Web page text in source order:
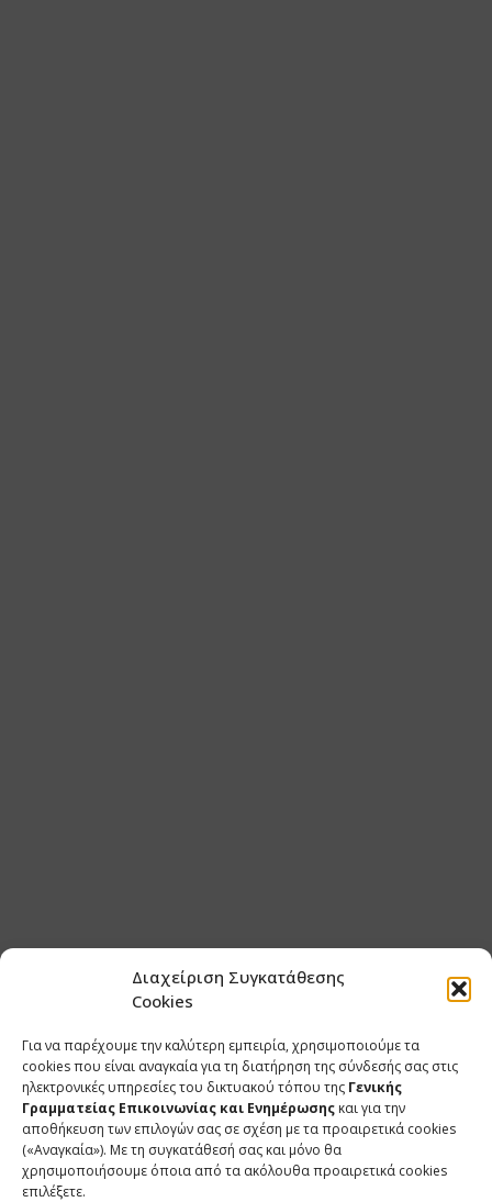
Διαχείριση Συγκατάθεσης
Cookies
Για να παρέχουμε την καλύτερη εμπειρία, χρησιμοποιούμε τα
cookies που είναι αναγκαία για τη διατήρηση της σύνδεσής σας στις
ηλεκτρονικές υπηρεσίες του δικτυακού τόπου της Γενικής
Γραμματείας Επικοινωνίας και Ενημέρωσης και για την
αποθήκευση των επιλογών σας σε σχέση με τα προαιρετικά cookies
(«Αναγκαία»). Με τη συγκατάθεσή σας και μόνο θα
χρησιμοποιήσουμε όποια από τα ακόλουθα προαιρετικά cookies
επιλέξετε.